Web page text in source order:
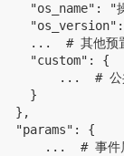
"os_name": "
"os_version":
...  # 其他预
    "custom": {
...  # 公
    }
  },
  "params": {
...  # 事件